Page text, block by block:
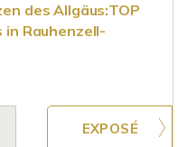
des Allgäus:TOP
in Rauhenzell-